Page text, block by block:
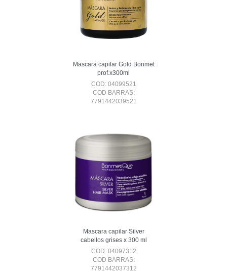
Mascara capilar Gold Bonmet
prof.x300ml
COD: 04099521
COD BARRAS:
7791442039521
Mascara capilar Silver
cabellos grises x 300 ml
COD: 04097312
COD BARRAS:
7791442037312